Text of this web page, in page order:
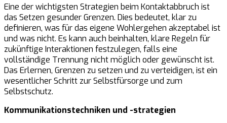
Eine der wichtigsten Strategien beim Kontaktabbruch ist
das Setzen gesunder Grenzen. Dies bedeutet, klar zu
definieren, was für das eigene Wohlergehen akzeptabel ist
und was nicht. Es kann auch beinhalten, klare Regeln für
zukünftige Interaktionen festzulegen, falls eine
vollständige Trennung nicht möglich oder gewünscht ist.
Das Erlernen, Grenzen zu setzen und zu verteidigen, ist ein
wesentlicher Schritt zur Selbstfürsorge und zum
Selbstschutz.
Kommunikationstechniken und -strategien